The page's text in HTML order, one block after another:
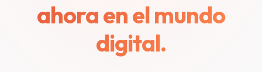
ahora en el mundo
digital.